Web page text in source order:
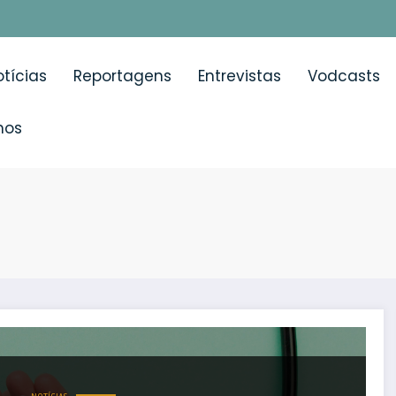
Reportagens Entrevistas Vodcasts
tardio e falta de rastreio aceleram